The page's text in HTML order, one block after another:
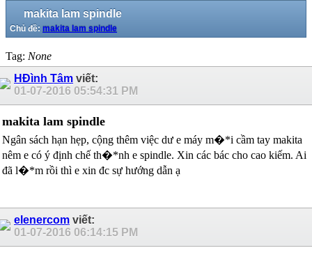
makita lam spindle
Chủ đề: makita lam spindle
Tag: None
HĐình Tâm viết:
01-07-2016 05:54:31 PM
makita lam spindle
Ngân sách hạn hẹp, cộng thêm việc dư e máy m�*i cầm tay makita
nêm e có ý định chế th�*nh e spindle. Xin các bác cho cao kiếm. Ai
đã l�*m rồi thì e xin đc sự hướng dẫn ạ
elenercom viết:
01-07-2016 06:14:15 PM